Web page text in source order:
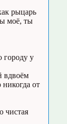
рыцарь
моё, ты
городу у
вдвоём
от
чистая